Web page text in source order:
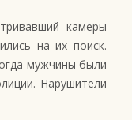
камеры
на их поиск.
мужчины были
Нарушители